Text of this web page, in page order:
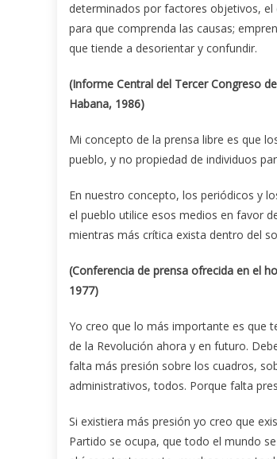
determinados por factores objetivos,
para que comprenda las causas;
que tiende a desorientar y confundir.
(Informe Central del Tercer Congreso
Habana, 1986)
Mi concepto de la prensa libre es que
pueblo, y no propiedad de individuos
En nuestro concepto, los periódicos y
el pueblo utilice esos medios en favor
mientras más crítica exista dentro del
(Conferencia de prensa ofrecida en el
1977)
Yo creo que lo más importante es que
de la Revolución ahora y en futuro.
falta más presión sobre los cuadros,
administrativos, todos. Porque falta
Si existiera más presión yo creo que
Partido se ocupa, que todo el mundo